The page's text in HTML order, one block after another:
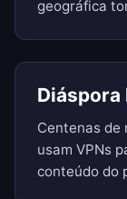
geográfica
Centenas de
usam VPNs
conteúdo do